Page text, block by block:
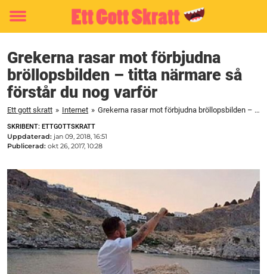
Toggle
Grekerna rasar mot förbjudna
bröllopsbilden – titta närmare så
förstår du nog varför
Ett gott skratt » Internet » Grekerna rasar mot förbjudna bröllopsbilden – titta närmare så förstår du nog varför
SKRIBENT: ETTGOTTSKRATT
Uppdaterad: jan 09, 2018, 16:51
Publicerad: okt 26, 2017, 10:28